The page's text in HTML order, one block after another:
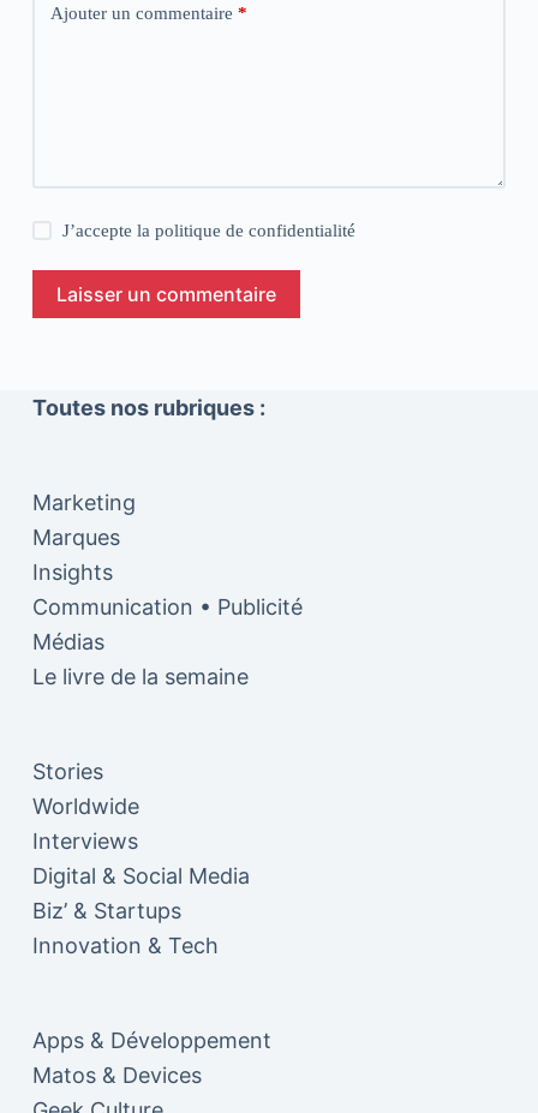
Ajouter un commentaire *
J’accepte lapolitique de confidentialité
Laisser un commentaire
Toutes nos rubriques :
Marketing
Marques
Insights
Communication • Publicité
Médias
Le livre de la semaine
Stories
Worldwide
Interviews
Digital & Social Media
Biz’ & Startups
Innovation & Tech
Apps & Développement
Matos & Devices